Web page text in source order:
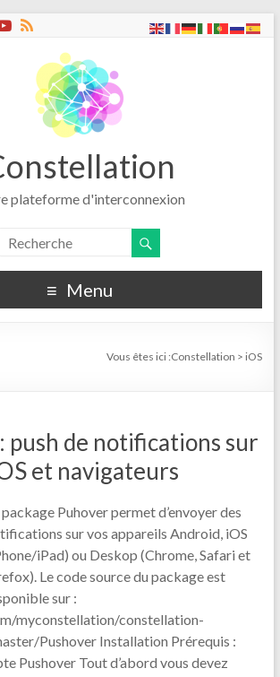
plateforme d'interconnexion
Menu
Vous êtes ici :Constellation > iOS
push de notifications sur
et navigateurs
package Puhover permet d’envoyer des
sur vos appareils Android, iOS
iPad) ou Deskop (Chrome, Safari et
Le code source du package est
sur :
myconstellation/constellation-
Pushover Installation Prérequis :
Pushover Tout d’abord vous devez